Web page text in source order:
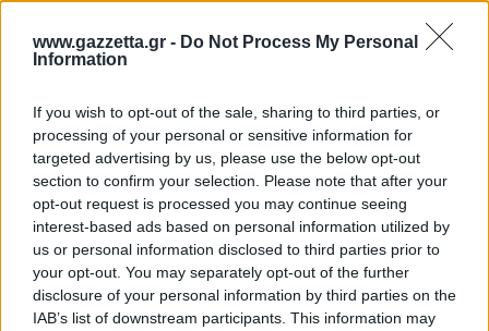
www.gazzetta.gr - Do Not Process My Personal
Information
If you wish to opt-out of the sale, sharing to third parties, or
processing of your personal or sensitive information for
targeted advertising by us, please use the below opt-out
section to confirm your selection. Please note that after your
opt-out request is processed you may continue seeing
interest-based ads based on personal information utilized by
us or personal information disclosed to third parties prior to
your opt-out. You may separately opt-out of the further
disclosure of your personal information by third parties on the
IAB’s list of downstream participants. This information may